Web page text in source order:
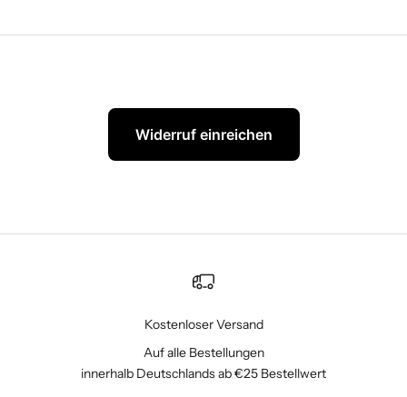
Widerruf einreichen
Kostenloser Versand
Auf alle Bestellungen
innerhalb Deutschlands ab €25 Bestellwert